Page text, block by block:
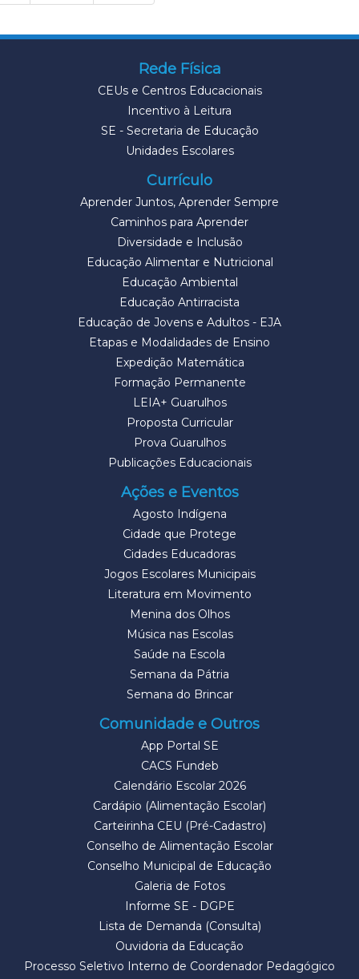
Rede Física
CEUs e Centros Educacionais
Incentivo à Leitura
SE - Secretaria de Educação
Unidades Escolares
Currículo
Aprender Juntos, Aprender Sempre
Caminhos para Aprender
Diversidade e Inclusão
Educação Alimentar e Nutricional
Educação Ambiental
Educação Antirracista
Educação de Jovens e Adultos - EJA
Etapas e Modalidades de Ensino
Expedição Matemática
Formação Permanente
LEIA+ Guarulhos
Proposta Curricular
Prova Guarulhos
Publicações Educacionais
Ações e Eventos
Agosto Indígena
Cidade que Protege
Cidades Educadoras
Jogos Escolares Municipais
Literatura em Movimento
Menina dos Olhos
Música nas Escolas
Saúde na Escola
Semana da Pátria
Semana do Brincar
Comunidade e Outros
App Portal SE
CACS Fundeb
Calendário Escolar 2026
Cardápio (Alimentação Escolar)
Carteirinha CEU (Pré-Cadastro)
Conselho de Alimentação Escolar
Conselho Municipal de Educação
Galeria de Fotos
Informe SE - DGPE
Lista de Demanda (Consulta)
Ouvidoria da Educação
Processo Seletivo Interno de Coordenador Pedagógico